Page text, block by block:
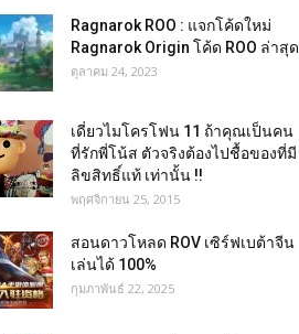
Ragnarok ROO : แจกโค้ดใหม่
Ragnarok Origin โค้ด ROO ล่าสุด
ตุลาคม 24, 2023
เดี่ยวไมโครโฟน 11 ถ้าคุณเป็นคน
ที่รักพี่โน้ส ตัวจริงต้องไปชื้อของที่มี
ลิขสิทธิ์แท้ เท่านั้น !!
พฤศจิกายน 25, 2015
สอนดาวโหลด ROV เซิร์ฟเบต้าจีน
เล่นได้ 100%
กุมภาพันธ์ 22, 2025